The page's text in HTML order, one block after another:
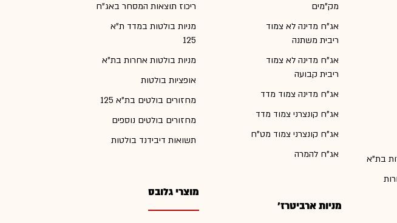
בת"א
מק"מים
אג"ח מדינה לא צמוד
ריבית משתנה
אג"ח מדינה לא צמוד
ריבית קבועה
אג"ח מדינה צמוד מדד
אג"ח קונצרני צמוד מדד
אג"ח קונצרני צמוד מט"ח
אג"ח להמרה
מניות ארביטרז'
ריכוז תוצאות המסחר באג"ח
מניות בולטות במדד ת"א
125
מניות בולטות אחרות בת"א
אופציות בולטות
מחזורים בולטים בת"א 125
מחזורים בולטים נוספים
תשואות דיבידנד בולטות
מוצרי גלובס